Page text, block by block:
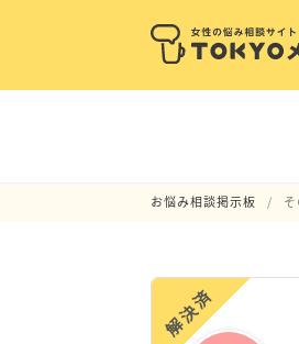
お悩み相談掲示板
解決済